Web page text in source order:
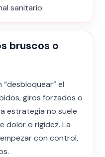
sanitario.
bruscos o
el
giros forzados o
estrategia no suele
dolor o rigidez. La
con control,